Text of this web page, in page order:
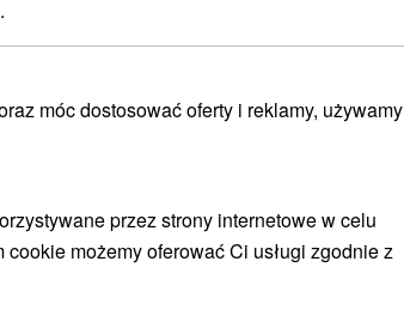
móc dostosować oferty i reklamy, używamy
przez strony internetowe w celu
możemy oferować Ci usługi zgodnie z